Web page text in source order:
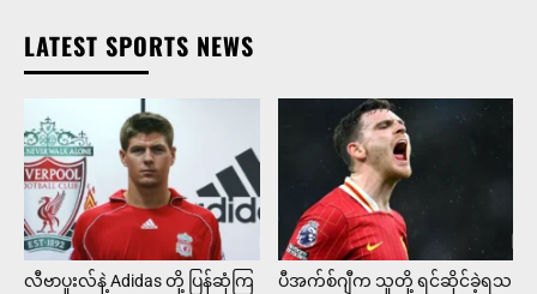
LATEST SPORTS NEWS
လီဗာပူးလ်နဲ့ Adidas တို့ ပြန်ဆုံကြ
ပီအက်စ်ဂျီက သူတို့ ရင်ဆိုင်ခဲ့ရသ